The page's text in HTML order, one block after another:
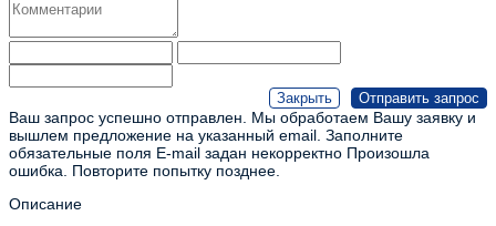
Ваш запрос успешно отправлен. Мы обработаем Вашу заявку и
вышлем предложение на указанный email. Заполните
обязательные поля E-mail задан некорректно Произошла
ошибка. Повторите попытку позднее.
Описание